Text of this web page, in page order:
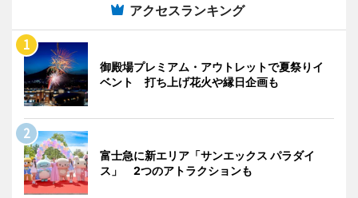
アクセスランキング
御殿場プレミアム・アウトレットで夏祭りイ
ベント 打ち上げ花火や縁日企画も
富士急に新エリア「サンエックス パラダイ
ス」 2つのアトラクションも